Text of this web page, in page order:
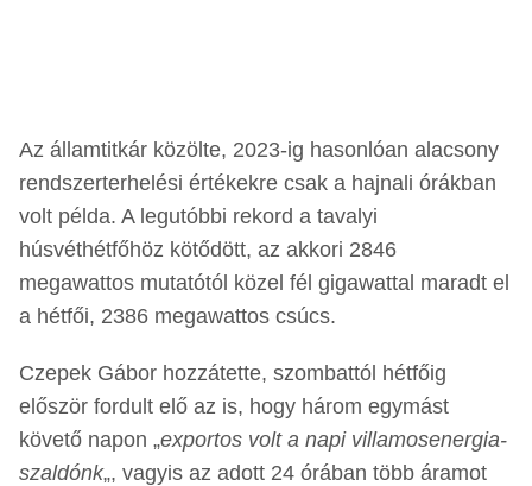
Az államtitkár közölte, 2023-ig hasonlóan alacsony
rendszerterhelési értékekre csak a hajnali órákban
volt példa. A legutóbbi rekord a tavalyi
húsvéthétfőhöz kötődött, az akkori 2846
megawattos mutatótól közel fél gigawattal maradt el
a hétfői, 2386 megawattos csúcs.
Czepek Gábor hozzátette, szombattól hétfőig
először fordult elő az is, hogy három egymást
követő napon „exportos volt a napi villamosenergia-
szaldónk„, vagyis az adott 24 órában több áramot